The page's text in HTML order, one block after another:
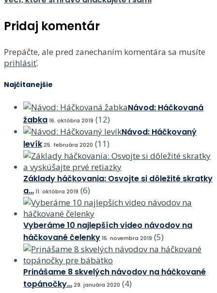
Pridaj komentár
Prepáčte, ale pred zanechaním komentára sa musíte
prihlásiť.
Najčítanejšie
Návod: Háčkovaná
žabka16. októbra 2019 (12)
Návod: Háčkovaný
levík25. februára 2020 (11)
Základy háčkovania: Osvojte si dôležité skratky
a…11. októbra 2019 (6)
Vyberáme 10 najlepších video návodov na
háčkované čelenky15. novembra 2019 (5)
Prinášame 8 skvelých návodov na háčkované
topánočky…29. januára 2020 (4)